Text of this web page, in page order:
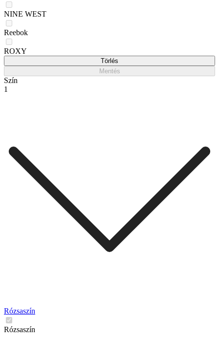
NINE WEST
Reebok
ROXY
Törlés
Mentés
Szín
1
Rózsaszín
Rózsaszín